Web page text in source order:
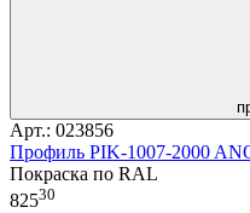
Арт.: 023856
Профиль PIK-1007-2000
Покраска по RAL
82530